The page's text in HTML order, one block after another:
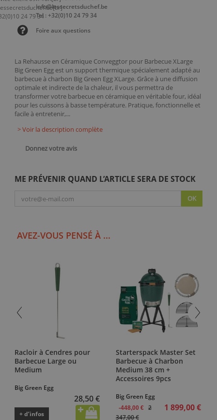
La Rehausse en Céramique Conveggtor pour Barbecue XLarge
Big Green Egg est un support thermique spécialement adapté au
barbecue à charbon Big Green Egg XLarge. Grâce à une diffusion
optimale et indirecte de la chaleur, il vous permettra de
transformer votre barbecue en céramique en véritable four, idéal
pour les cuissons à basse température. Pratique, fonctionnelle et
facile à entretenir,...
> Voir la description complète
Donnez votre avis
ME PRÉVENIR QUAND L’ARTICLE SERA DE STOCK
OK
info@lessecretsduchef.be
Tel : +32(0)10 24 79 34
Foire aux questions
AVEZ-VOUS PENSÉ À ...
Racloir à Cendres pour
Barbecue Large ou
Medium
Big Green Egg
28,50 €
+ d’infos
Starterspack Master Set
Barbecue à Charbon
Medium 38 cm +
Accessoires 9pcs
Big Green Egg
-448,00 €
2
347,00 €
1 899,00 €